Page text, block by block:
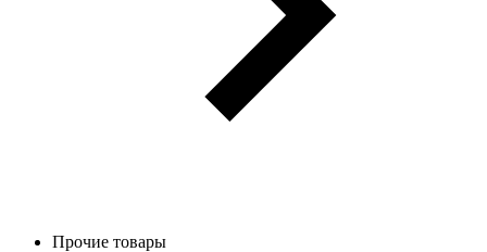
Прочие товары